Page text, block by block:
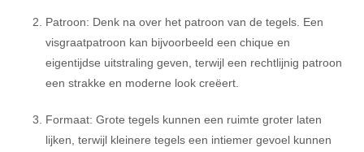
Patroon: Denk na over het patroon van de tegels. Een
visgraatpatroon kan bijvoorbeeld een chique en
eigentijdse uitstraling geven, terwijl een rechtlijnig patroon
een strakke en moderne look creëert.
Formaat: Grote tegels kunnen een ruimte groter laten
lijken, terwijl kleinere tegels een intiemer gevoel kunnen